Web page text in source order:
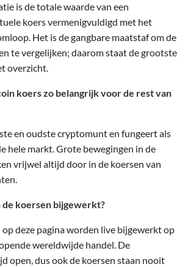
is de totale waarde van een
koers vermenigvuldigd met het
Het is de gangbare maatstaf om de
te vergelijken; daarom staat de grootste
overzicht.
koers zo belangrijk voor de rest van
en oudste cryptomunt en fungeert als
hele markt. Grote bewegingen in de
vrijwel altijd door in de koersen van
de koersen bijgewerkt?
deze pagina worden live bijgewerkt op
wereldwijde handel. De
open, dus ook de koersen staan nooit